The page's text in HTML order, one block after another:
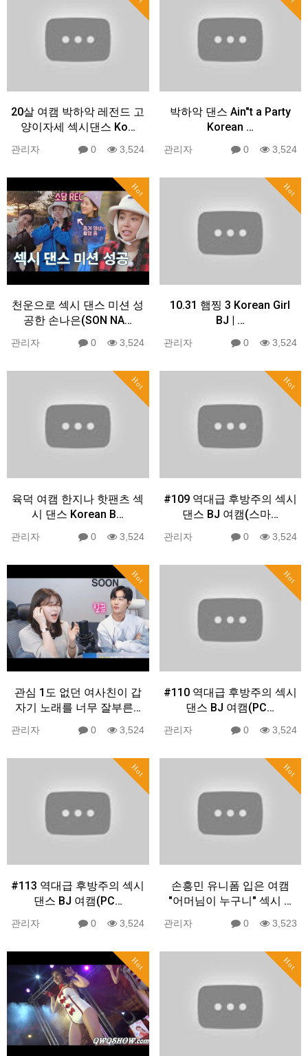
20살 여캠 박하악 레전드 고
양이자세 섹시댄스 Ko…
관리자 0 3,524
박하악 댄스 Ain"t a Party
Korean …
관리자 0 3,524
Hot
천운으로 섹시 댄스 미션 성
공한 손나은(SON NA…
관리자 0 3,524
Hot
10.31 햄찡 3 Korean Girl
BJ | …
관리자 0 3,524
Hot
육덕 여캠 한지나 핫팬츠 섹
시 댄스 Korean B…
관리자 0 3,524
Hot
#109 역대급 후방주의 섹시
댄스 BJ 여캠(스마…
관리자 0 3,524
Hot
관심 1도 없던 여사친이 갑
자기 노래를 너무 잘부른…
관리자 0 3,524
Hot
#110 역대급 후방주의 섹시
댄스 BJ 여캠(PC…
관리자 0 3,524
Hot
#113 역대급 후방주의 섹시
댄스 BJ 여캠(PC…
관리자 0 3,524
Hot
손흥민 유니폼 입은 여캠
"어머님이 누구니" 섹시 …
관리자 0 3,523
Hot Hot